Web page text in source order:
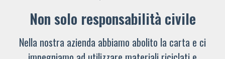
Non solo responsabilità civile
Nella nostra azienda abbiamo abolito la carta e ci